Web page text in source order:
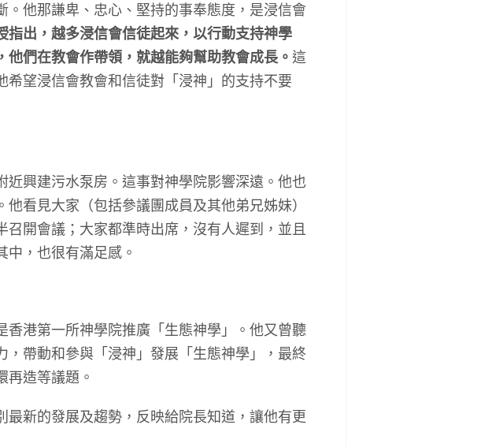
他那謙卑、忠心、堅持的事奉態度，是浸信會
指出，越多浸信會信徒起來，以行動支持神學
們在教會作帶領，就越能夠幫助教會成長。 這
望浸信會教會和信徒對「浸神」的支持不要
興建污水泵房。這事對神學院影響深遠。他也
看見大家（包括參議團成員及其他弟兄姊妹）
開會議；大家都準時出席，沒有人遲到，並且
，也很有滿足感。
港第一所神學院推廣「生態神學」。他又曾聽
帶動和參與「浸神」發展「生態神學」，最終
造等議題。
新的發展及趨勢，反映給院長知道，讓他有更